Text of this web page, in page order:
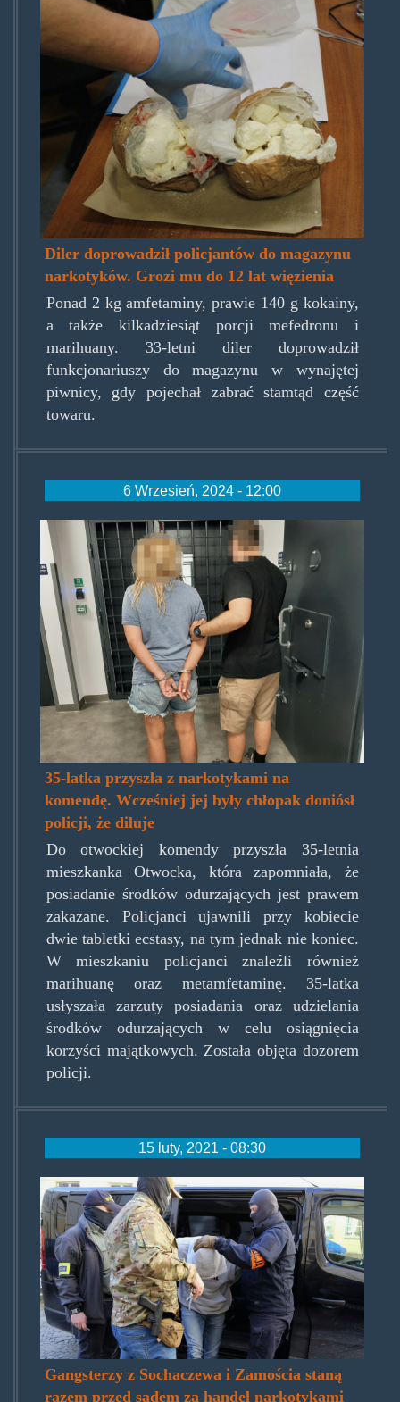
dragiodmariuszazpiwnicy.jpg
Diler doprowadził policjantów do magazynu
narkotyków. Grozi mu do 12 lat więzienia
Ponad 2 kg amfetaminy, prawie 140 g kokainy,
a także kilkadziesiąt porcji mefedronu i
marihuany. 33-letni diler doprowadził
funkcjonariuszy do magazynu w wynajętej
piwnicy, gdy pojechał zabrać stamtąd część
towaru.
6 Wrzesień, 2024 - 12:00
dilerka_otwock.jpg
35-latka przyszła z narkotykami na
komendę. Wcześniej jej były chłopak doniósł
policji, że diluje
Do otwockiej komendy przyszła 35-letnia
mieszkanka Otwocka, która zapomniała, że
posiadanie środków odurzających jest prawem
zakazane. Policjanci ujawnili przy kobiecie
dwie tabletki ecstasy, na tym jednak nie koniec.
W mieszkaniu policjanci znaleźli również
marihuanę oraz metamfetaminę. 35-latka
usłyszała zarzuty posiadania oraz udzielania
środków odurzających w celu osiągnięcia
korzyści majątkowych. Została objęta dozorem
policji.
15 luty, 2021 - 08:30
21-
gangsterow.jpg
Gangsterzy z Sochaczewa i Zamościa staną
razem przed sądem za handel narkotykami